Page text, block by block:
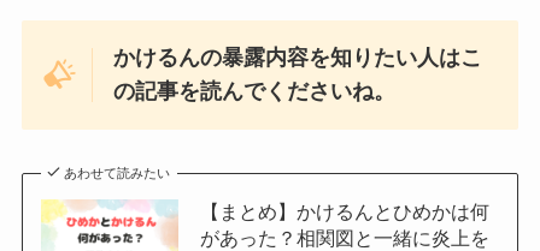
かけるんの暴露内容を知りたい人はこ
の記事を読んでくださいね。
あわせて読みたい
【まとめ】かけるんとひめかは何
があった？相関図と一緒に炎上を